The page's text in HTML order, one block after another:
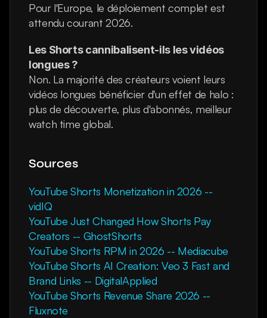
Pour l'Europe, le déploiement complet est
attendu courant 2026.
Les Shorts cannibalisent-ils les vidéos
longues ?
Non. La majorité des créateurs voient leurs
vidéos longues bénéficier d'un effet de halo :
plus de découverte, plus d'abonnés, meilleur
watch time global.
Sources
YouTube Shorts Monetization in 2026 --
vidIQ
YouTube Just Changed How Shorts Pay
Creators -- GhostShorts
YouTube Shorts RPM in 2026 -- Mediacube
YouTube Shorts AI Creation: Veo 3 Fast and
Brand Links -- DigitalApplied
YouTube Shorts Revenue Share 2026 --
Fluxnote